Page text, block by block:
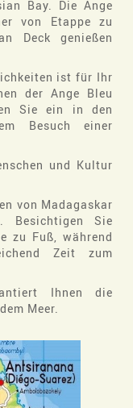
Bay. Die Ange
von Etappe zu
Deck genießen
ist für Ihr
der Ange Bleu
Sie ein in den
Besuch einer
und Kultur
von Madagaskar
Sie
zu Fuß, während
Zeit zum
Ihnen die
Meer.